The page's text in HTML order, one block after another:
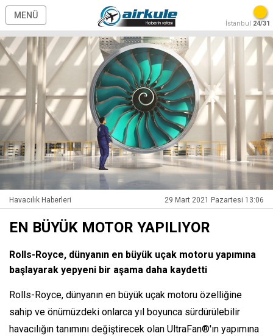
MENÜ
İstanbul 24/31
Havacılık Haberleri 29 Mart 2021 Pazartesi 13:06
EN BÜYÜK MOTOR YAPILIYOR
Rolls-Royce, dünyanın en büyük uçak motoru yapımına
başlayarak yepyeni bir aşama daha kaydetti
Rolls-Royce, dünyanın en büyük uçak motoru özelliğine
sahip ve önümüzdeki onlarca yıl boyunca sürdürülebilir
havacılığın tanımını değiştirecek olan UltraFan®'ın yapımına